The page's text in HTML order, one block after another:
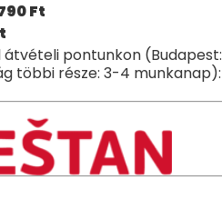
Ft
pontunkon (Budapest:
többi része: 3-4 munkanap):